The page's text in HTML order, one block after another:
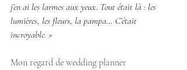
j’en ai les larmes aux yeux. Tout était là : les
lumières, les fleurs, la pampa… C’était
incroyable. »
Mon regard de wedding planner